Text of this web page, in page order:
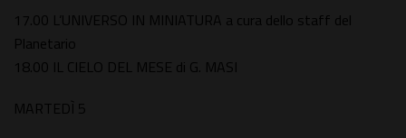
17.00 L’UNIVERSO IN MINIATURA a cura dello staff del
Planetario
18.00 IL CIELO DEL MESE di G. MASI
MARTEDÌ 5